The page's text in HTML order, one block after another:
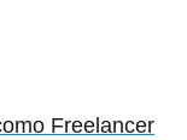
Freelancer